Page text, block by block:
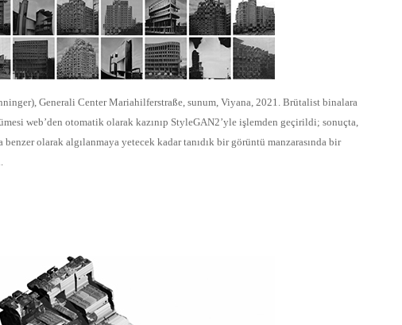
Generali Center Mariahilferstraße, sunum, Viyana, 2021. Brütalist binalara
web’den otomatik olarak kazınıp StyleGAN2’yle işlemden geçirildi; sonuçta,
olarak algılanmaya yetecek kadar tanıdık bir görüntü manzarasında bir